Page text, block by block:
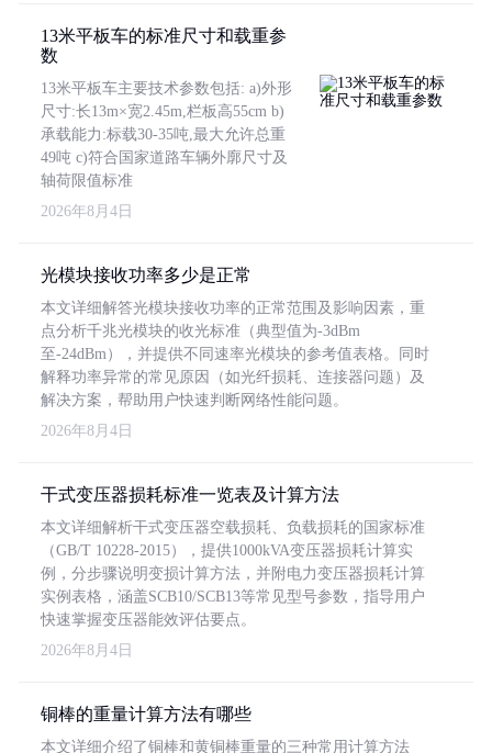
13米平板车的标准尺寸和载重参
数
13米平板车主要技术参数包括: a)外形
尺寸:长13m×宽2.45m,栏板高55cm b)
承载能力:标载30-35吨,最大允许总重
49吨 c)符合国家道路车辆外廓尺寸及
轴荷限值标准
2026年8月4日
光模块接收功率多少是正常
本文详细解答光模块接收功率的正常范围及影响因素，重
点分析千兆光模块的收光标准（典型值为-3dBm
至-24dBm），并提供不同速率光模块的参考值表格。同时
解释功率异常的常见原因（如光纤损耗、连接器问题）及
解决方案，帮助用户快速判断网络性能问题。
2026年8月4日
干式变压器损耗标准一览表及计算方法
本文详细解析干式变压器空载损耗、负载损耗的国家标准
（GB/T 10228-2015），提供1000kVA变压器损耗计算实
例，分步骤说明变损计算方法，并附电力变压器损耗计算
实例表格，涵盖SCB10/SCB13等常见型号参数，指导用户
快速掌握变压器能效评估要点。
2026年8月4日
铜棒的重量计算方法有哪些
本文详细介绍了铜棒和黄铜棒重量的三种常用计算方法